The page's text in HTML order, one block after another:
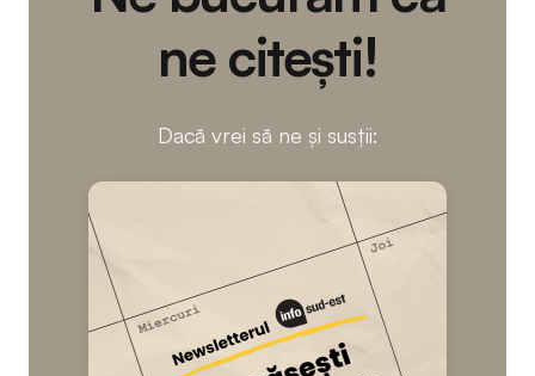
ne citești!
Dacă vrei să ne și susții: